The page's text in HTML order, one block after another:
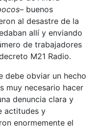
buenos
al desastre de la
allí y enviando
de trabajadores
M21 Radio.
debe obviar un hecho
muy necesario hacer
denuncia clara y
actitudes y
enormemente el